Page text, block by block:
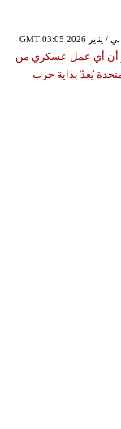
أن أي عمل عسكري من
يُعدّ بداية حرب